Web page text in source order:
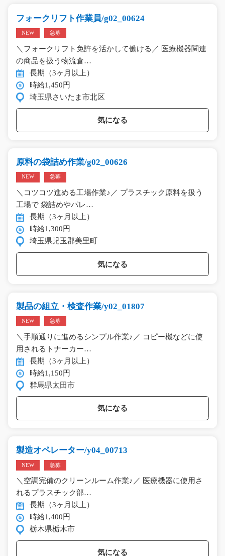
フォークリフト作業員/g02_00624
NEW 急募
＼フォークリフト免許を活かして働ける／ 医療機器関連
の商品を扱う物流倉…
長期（3ヶ月以上）
時給1,450円
埼玉県さいたま市北区
気になる
原料の袋詰め作業/g02_00626
NEW 急募
＼コツコツ進める工場作業♪／ プラスチック原料を扱う
工場で 袋詰めやパレ…
長期（3ヶ月以上）
時給1,300円
埼玉県児玉郡美里町
気になる
製品の組立・検査作業/y02_01807
NEW 急募
＼手順通りに進めるシンプル作業♪／ コピー機などに使
用されるトナーカー…
長期（3ヶ月以上）
時給1,150円
群馬県太田市
気になる
製造オペレーター/y04_00713
NEW 急募
＼空調完備のクリーンルーム作業♪／ 医療機器に使用さ
れるプラスチック部…
長期（3ヶ月以上）
時給1,400円
栃木県栃木市
気になる